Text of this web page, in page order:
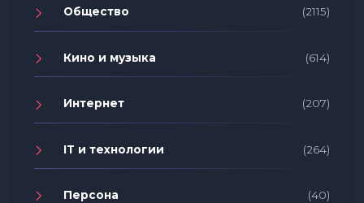
Общество (2115)
Кино и музыка (614)
Интернет (207)
IT и технологии (264)
Персона (40)